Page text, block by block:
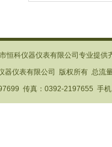
恒科仪器仪表有限公司专业提供
器仪表有限公司 版权所有 总流
传真：0392-2197655 手